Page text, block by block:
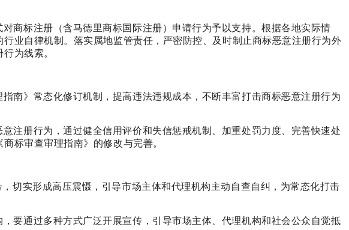
商标注册（含马德里商标国际注册）申请行为予以支持。根据各地实际情
业自律机制。落实属地监管责任，严密防控、及时制止商标恶意注册行为外
为线索。
南》常态化修订机制，提高违法违规成本，不断丰富打击商标恶意注册行为
注册行为，通过健全信用评价和失信惩戒机制、加重处罚力度、完善快速处
标审查审理指南》的修改与完善。
切实形成高压震慑，引导市场主体和代理机构主动自查自纠，为常态化打击
要通过多种方式广泛开展宣传，引导市场主体、代理机构和社会公众自觉抵